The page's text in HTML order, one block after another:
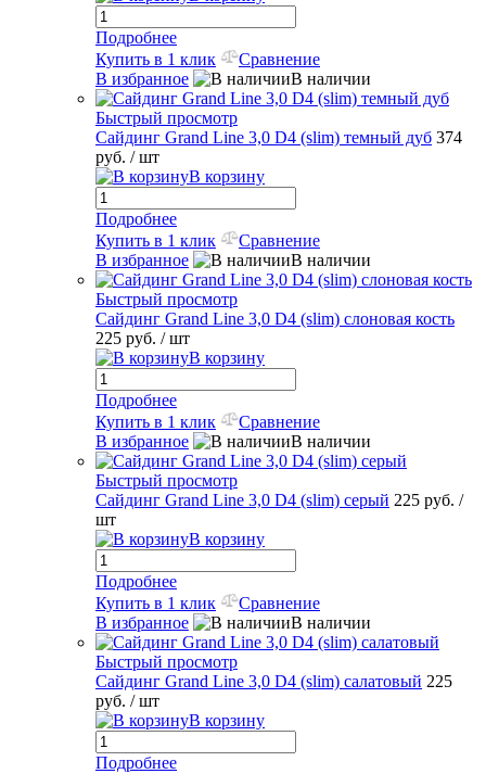
Подробнее
Купить в 1 клик
Сравнение
В избранное
В наличии
Быстрый просмотр
Сайдинг Grand Line 3,0 D4 (slim) темный дуб 374
руб. / шт
В корзину
Подробнее
Купить в 1 клик
Сравнение
В избранное
В наличии
Быстрый просмотр
Сайдинг Grand Line 3,0 D4 (slim) слоновая кость
225 руб. / шт
В корзину
Подробнее
Купить в 1 клик
Сравнение
В избранное
В наличии
Быстрый просмотр
Сайдинг Grand Line 3,0 D4 (slim) серый 225 руб. /
шт
В корзину
Подробнее
Купить в 1 клик
Сравнение
В избранное
В наличии
Быстрый просмотр
Сайдинг Grand Line 3,0 D4 (slim) салатовый 225
руб. / шт
В корзину
Подробнее